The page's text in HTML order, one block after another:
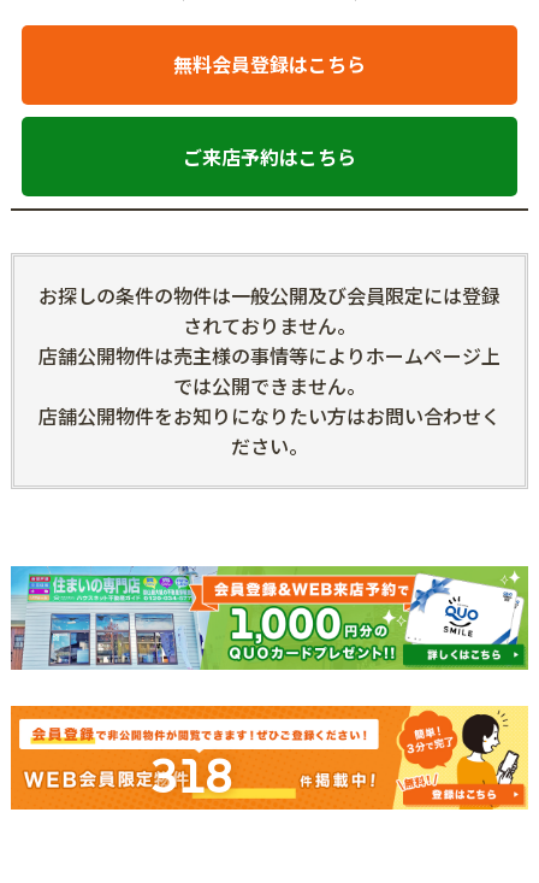
無料会員登録はこちら
ご来店予約はこちら
お探しの条件の物件は一般公開及び会員限定には登録
されておりません。
店舗公開物件は売主様の事情等によりホームページ上
では公開できません。
店舗公開物件をお知りになりたい方はお問い合わせく
ださい。
318